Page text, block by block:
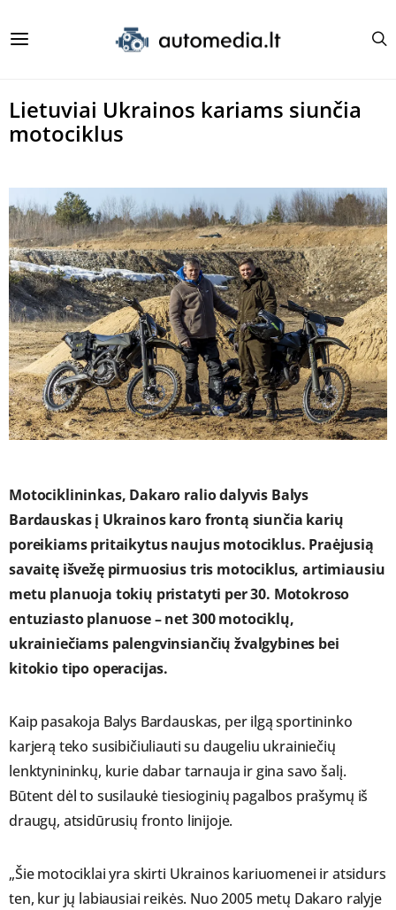
Lietuviai Ukrainos kariams siunčia
motociklus
Motociklininkas, Dakaro ralio dalyvis Balys
Bardauskas į Ukrainos karo frontą siunčia karių
poreikiams pritaikytus naujus motociklus. Praėjusią
savaitę išvežę pirmuosius tris motociklus, artimiausiu
metu planuoja tokių pristatyti per 30. Motokroso
entuziasto planuose – net 300 motociklų,
ukrainiečiams palengvinsiančių žvalgybines bei
kitokio tipo operacijas.
Kaip pasakoja Balys Bardauskas, per ilgą sportininko
karjerą teko susibičiuliauti su daugeliu ukrainiečių
lenktynininkų, kurie dabar tarnauja ir gina savo šalį.
Būtent dėl to susilaukė tiesioginių pagalbos prašymų iš
draugų, atsidūrusių fronto linijoje.
„Šie motociklai yra skirti Ukrainos kariuomenei ir atsidurs
ten, kur jų labiausiai reikės. Nuo 2005 metų Dakaro ralyje